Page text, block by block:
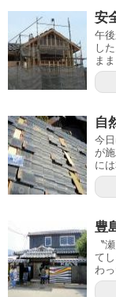
安
午
し
ま
自
今
が
に
豊
〝
て
わ